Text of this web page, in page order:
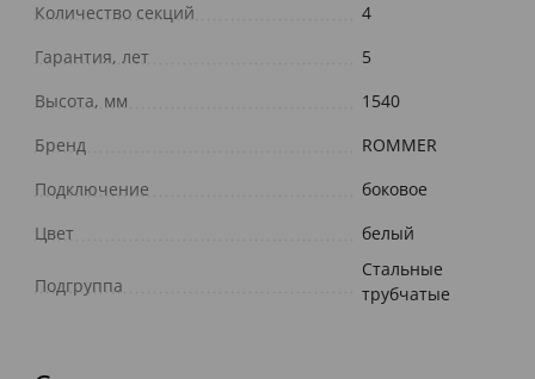
Количество секций
4
Гарантия, лет
5
Высота, мм
1540
Бренд
ROMMER
Подключение
боковое
Цвет
белый
Подгруппа
Стальные
трубчатые